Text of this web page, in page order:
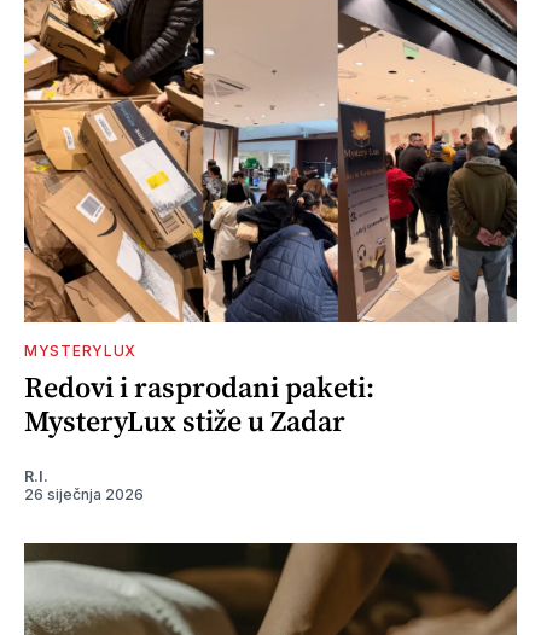
MYSTERYLUX
Redovi i rasprodani paketi:
MysteryLux stiže u Zadar
R.I.
26 siječnja 2026